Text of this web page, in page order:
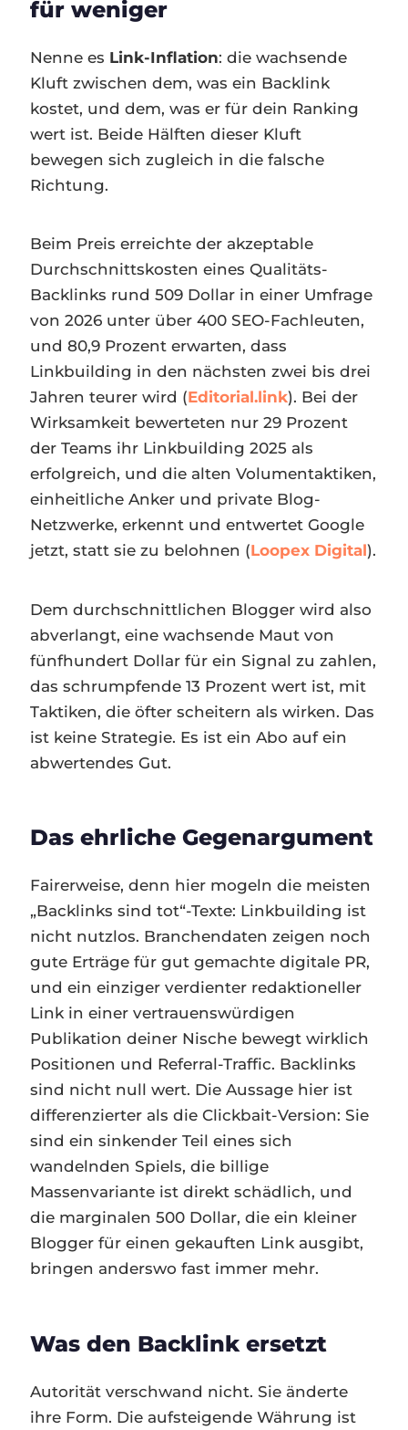
für weniger
Nenne es Link-Inflation: die wachsende
Kluft zwischen dem, was ein Backlink
kostet, und dem, was er für dein Ranking
wert ist. Beide Hälften dieser Kluft
bewegen sich zugleich in die falsche
Richtung.
Beim Preis erreichte der akzeptable
Durchschnittskosten eines Qualitäts-
Backlinks rund 509 Dollar in einer Umfrage
von 2026 unter über 400 SEO-Fachleuten,
und 80,9 Prozent erwarten, dass
Linkbuilding in den nächsten zwei bis drei
Jahren teurer wird (Editorial.link). Bei der
Wirksamkeit bewerteten nur 29 Prozent
der Teams ihr Linkbuilding 2025 als
erfolgreich, und die alten Volumentaktiken,
einheitliche Anker und private Blog-
Netzwerke, erkennt und entwertet Google
jetzt, statt sie zu belohnen (Loopex Digital).
Dem durchschnittlichen Blogger wird also
abverlangt, eine wachsende Maut von
fünfhundert Dollar für ein Signal zu zahlen,
das schrumpfende 13 Prozent wert ist, mit
Taktiken, die öfter scheitern als wirken. Das
ist keine Strategie. Es ist ein Abo auf ein
abwertendes Gut.
Das ehrliche Gegenargument
Fairerweise, denn hier mogeln die meisten
„Backlinks sind tot“-Texte: Linkbuilding ist
nicht nutzlos. Branchendaten zeigen noch
gute Erträge für gut gemachte digitale PR,
und ein einziger verdienter redaktioneller
Link in einer vertrauenswürdigen
Publikation deiner Nische bewegt wirklich
Positionen und Referral-Traffic. Backlinks
sind nicht null wert. Die Aussage hier ist
differenzierter als die Clickbait-Version: Sie
sind ein sinkender Teil eines sich
wandelnden Spiels, die billige
Massenvariante ist direkt schädlich, und
die marginalen 500 Dollar, die ein kleiner
Blogger für einen gekauften Link ausgibt,
bringen anderswo fast immer mehr.
Was den Backlink ersetzt
Autorität verschwand nicht. Sie änderte
ihre Form. Die aufsteigende Währung ist